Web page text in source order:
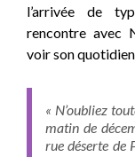
l’arrivée de
rencontre avec
voir son
« N’oubliez
matin de
rue déserte de